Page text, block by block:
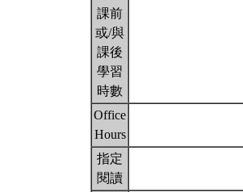
課前
或/與
課後
學習
時數
Office
Hours
指定
閱讀